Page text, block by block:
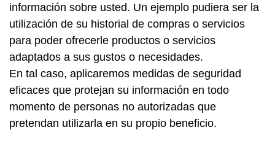
información sobre usted. Un ejemplo pudiera ser la
utilización de su historial de compras o servicios
para poder ofrecerle productos o servicios
adaptados a sus gustos o necesidades.
En tal caso, aplicaremos medidas de seguridad
eficaces que protejan su información en todo
momento de personas no autorizadas que
pretendan utilizarla en su propio beneficio.